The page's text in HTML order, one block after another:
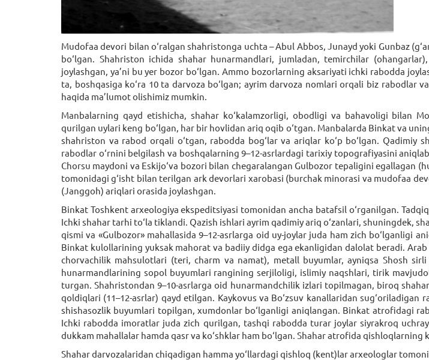
Mudofaa devori bilan o‘ralgan shahristonga uchta – Abul Abbos, Junayd yoki Gunbaz
bo‘lgan. Shahriston ichida shahar hunarmandlari, jumladan, temirchilar
joylashgan, ya’ni bu yer bozor bo‘lgan. Ammo bozorlarning aksariyati ichki rabodda
ta, boshqasiga ko‘ra 10 ta darvoza bo‘lgan; ayrim darvoza nomlari orqali biz
haqida ma’lumot olishimiz mumkin.
Manbalarning qayd etishicha, shahar ko‘kalamzorligi, obodligi va bahavoligi bilan
qurilgan uylari keng bo‘lgan, har bir hovlidan ariq oqib o‘tgan. Manbalarda Binkat va
shahriston va rabod orqali o‘tgan, rabodda bog‘lar va ariqlar ko‘p bo‘lgan. Qadimiy
rabodlar o‘rnini belgilash va boshqalarning 9–12-asrlardagi tarixiy topografiyasini
Chorsu maydoni va Eskijo‘va bozori bilan chegaralangan Gulbozor tepaligini egallagan
tomonidagi g‘isht bilan terilgan ark devorlari xarobasi (burchak minorasi va mudofaa
(Janggoh) ariqlari orasida joylashgan.
Binkat Toshkent arxeologiya ekspeditsiyasi tomonidan ancha batafsil o‘rganilgan.
Ichki shahar tarhi to‘la tiklandi. Qazish ishlari ayrim qadimiy ariq o‘zanlari, shuningdek,
qismi va «Gulbozor» mahallasida 9–12-asrlarga oid uy-joylar juda ham zich bo‘lganligi
Binkat kulollarining yuksak mahorat va badiiy didga ega ekanligidan dalolat beradi.
chorvachilik mahsulotlari (teri, charm va namat), metall buyumlar, ayniqsa Shosh
hunarmandlarining sopol buyumlari rangining serjiloligi, islimiy naqshlari, tirik
turgan. Shahristondan 9–10-asrlarga oid hunarmandchilik izlari topilmagan, biroq
qoldiqlari (11–12-asrlar) qayd etilgan. Kaykovus va Bo‘zsuv kanallaridan
shishasozlik buyumlari topilgan, xumdonlar bo‘lganligi aniqlangan. Binkat atrofidagi
Ichki rabodda imoratlar juda zich qurilgan, tashqi rabodda turar joylar siyrakroq
dukkam mahallalar hamda qasr va ko‘shklar ham bo‘lgan. Shahar atrofida
Shahar darvozalaridan chiqadigan hamma yo‘llardagi qishloq (kent)lar arxeologlar